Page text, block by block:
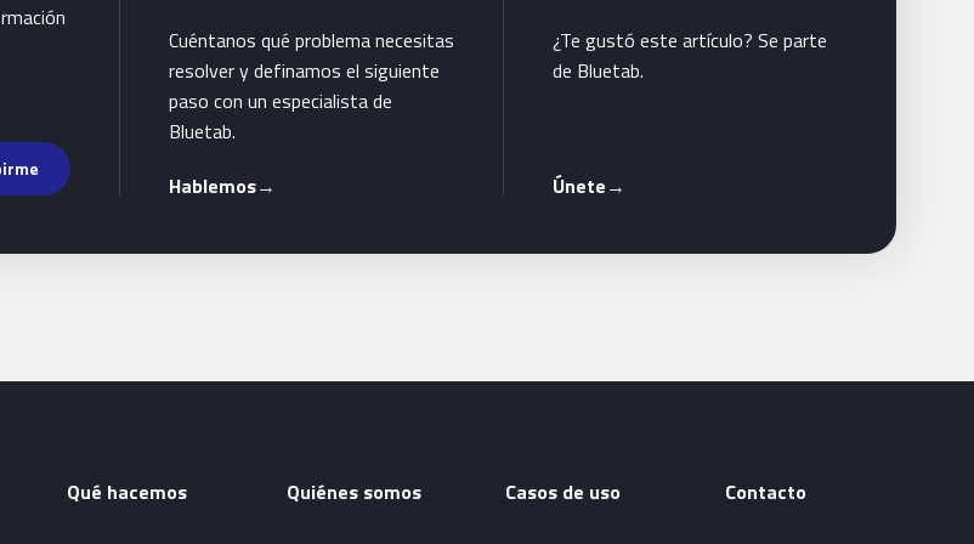
Cuéntanos qué problema necesitas
resolver y definamos el siguiente
paso con un especialista de
Bluetab.
Hablemos→
¿Te gustó este artículo? Se parte
de Bluetab.
Únete→
Qué hacemos Quiénes somos Casos de uso Contacto